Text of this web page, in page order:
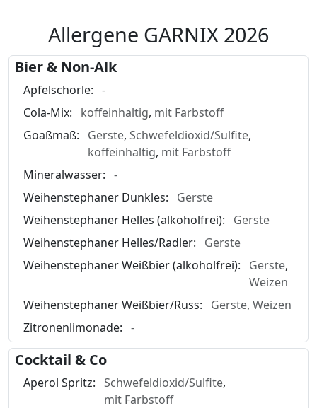
Allergene GARNIX 2026
Bier & Non-Alk
Apfelschorle: -
Cola-Mix:
koffeinhaltig, mit Farbstoff
Goaßmaß:
Gerste, Schwefeldioxid/Sulfite,
koffeinhaltig, mit Farbstoff
Mineralwasser: -
Weihenstephaner Dunkles:
Gerste
Weihenstephaner Helles (alkoholfrei):
Gerste
Weihenstephaner Helles/Radler:
Gerste
Weihenstephaner Weißbier (alkoholfrei):
Gerste,
Weizen
Weihenstephaner Weißbier/Russ:
Gerste, Weizen
Zitronenlimonade: -
Cocktail & Co
Aperol Spritz: Schwefeldioxid/Sulfite,
mit Farbstoff